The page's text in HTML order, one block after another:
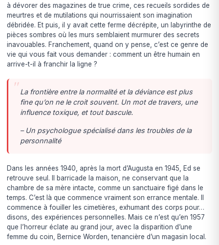
à dévorer des magazines de true crime, ces recueils sordides de
meurtres et de mutilations qui nourrissaient son imagination
débridée. Et puis, il y avait cette ferme décrépite, un labyrinthe de
pièces sombres où les murs semblaient murmurer des secrets
inavouables. Franchement, quand on y pense, c’est ce genre de
vie qui vous fait vous demander : comment un être humain en
arrive-t-il à franchir la ligne ?
La frontière entre la normalité et la déviance est plus
fine qu’on ne le croit souvent. Un mot de travers, une
influence toxique, et tout bascule.
– Un psychologue spécialisé dans les troubles de la
personnalité
Dans les années 1940, après la mort d’Augusta en 1945, Ed se
retrouve seul. Il barricade la maison, ne conservant que la
chambre de sa mère intacte, comme un sanctuaire figé dans le
temps. C’est là que commence vraiment son errance mentale. Il
commence à fouiller les cimetières, exhumant des corps pour…
disons, des expériences personnelles. Mais ce n’est qu’en 1957
que l’horreur éclate au grand jour, avec la disparition d’une
femme du coin, Bernice Worden, tenancière d’un magasin local.